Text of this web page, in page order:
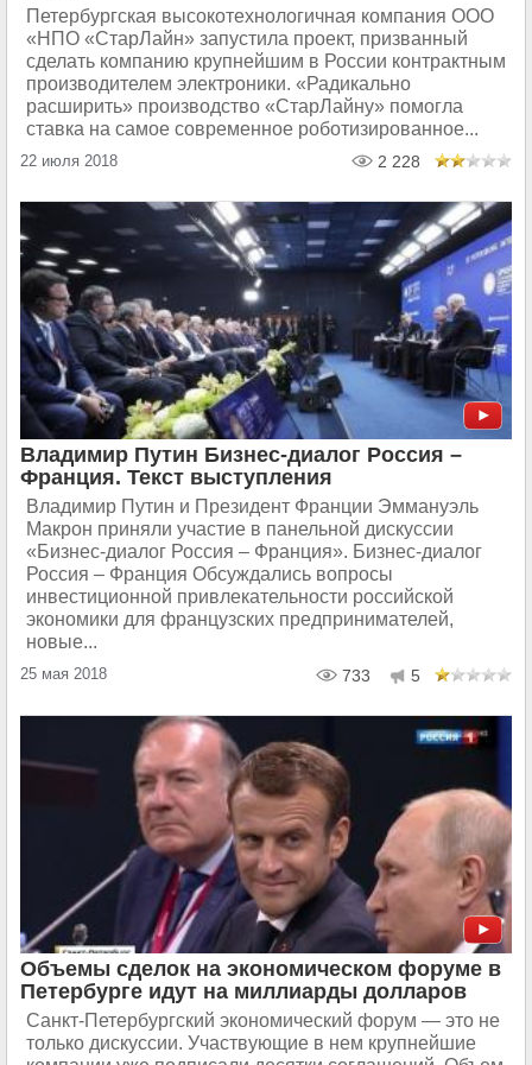
Петербургская высокотехнологичная компания ООО
«НПО «СтарЛайн» запустила проект, призванный
сделать компанию крупнейшим в России контрактным
производителем электроники. «Радикально
расширить» производство «СтарЛайну» помогла
ставка на самое современное роботизированное...
22 июля 2018 2 228
Владимир Путин Бизнес-диалог Россия –
Франция. Текст выступления
Владимир Путин и Президент Франции Эммануэль
Макрон приняли участие в панельной дискуссии
«Бизнес-диалог Россия – Франция». Бизнес-диалог
Россия – Франция Обсуждались вопросы
инвестиционной привлекательности российской
экономики для французских предпринимателей,
новые...
25 мая 2018 733 5
Объемы сделок на экономическом форуме в
Петербурге идут на миллиарды долларов
Санкт-Петербургский экономический форум — это не
только дискуссии. Участвующие в нем крупнейшие